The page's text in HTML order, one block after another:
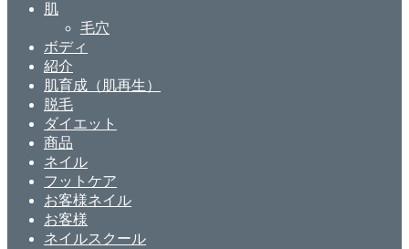
肌
毛穴
ボディ
紹介
肌育成（肌再生）
脱毛
ダイエット
商品
ネイル
フットケア
お客様ネイル
お客様
ネイルスクール